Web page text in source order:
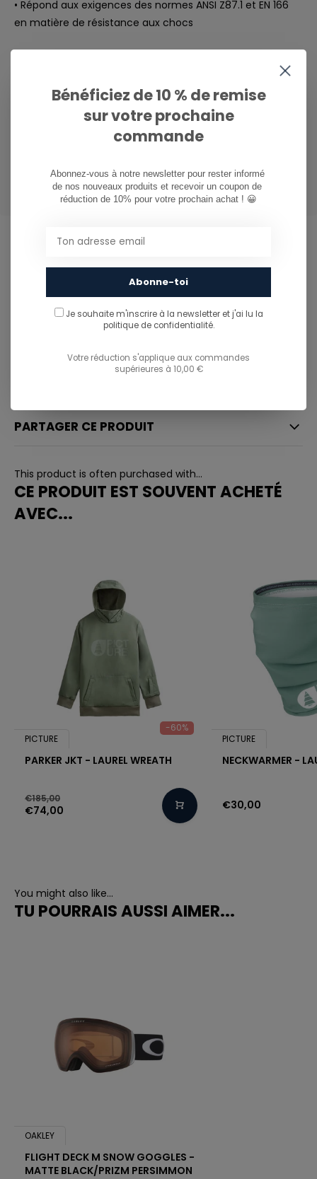
• Répond aux exigences des normes ANSI Z87.1 et EN 166
en matière de résistance aux chocs
TRANSMISSION DE LA LUMIÈRE: 39 %
CONDITION DE LUMINOSITÉ: NEIGE ET CIEL COUVERT
AUGMENTATION
RAPPORT D'INFORMATION: S
Service à la clientèle: heures d'ouverture
081/260.730
info@ostreet.be
PARTAGER CE PRODUIT
This product is often purchased with...
CE PRODUIT EST SOUVENT ACHETÉ
AVEC...
-60%
PICTURE
PARKER JKT - LAUREL WREATH
€185,00
€74,00
PICTURE
NECKWARMER -
€30,00
You might also like...
TU POURRAIS AUSSI AIMER...
OAKLEY
FLIGHT DECK M SNOW GOGGLES -
MATTE BLACK/PRIZM PERSIMMON
Bénéficiez de 10 % de remise
sur votre prochaine
commande
Abonnez-vous à notre newsletter pour rester informé
de nos nouveaux produits et recevoir un coupon de
réduction de 10% pour votre prochain achat ! 😀
Abonne-toi
Je souhaite m'inscrire à la newsletter et j'ai lu la
politique de confidentialité.
Votre réduction s'applique aux commandes
supérieures à 10,00 €